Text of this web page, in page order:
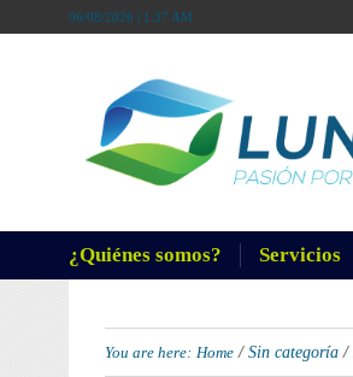
06/08/2026 | 1:37 AM
¿Quiénes somos? Servicios
You are here: Home / Sin categoría /